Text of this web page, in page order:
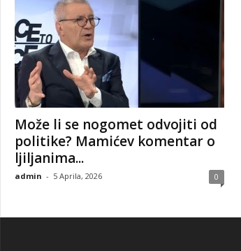
n
i
i
B
Može li se nogomet odvojiti od
politike? Mamićev komentar o
ljiljanima...
admin - 5 Aprila, 2026 0